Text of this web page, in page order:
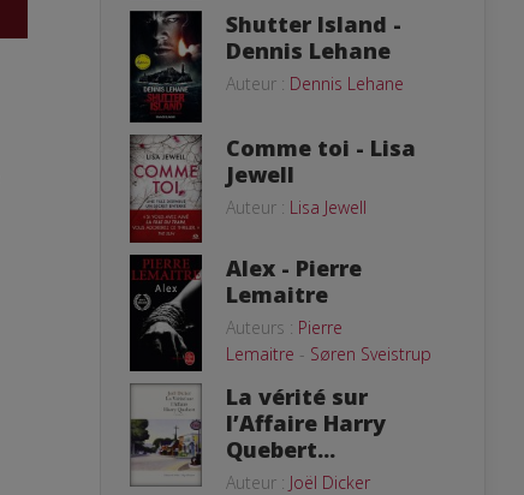
Shutter Island -
Dennis Lehane
Auteur : Dennis Lehane
Comme toi - Lisa
Jewell
Auteur : Lisa Jewell
Alex - Pierre
Lemaitre
Auteurs : Pierre
Lemaitre - Søren Sveistrup
La vérité sur
l’Affaire Harry
Quebert...
Auteur : Joël Dicker